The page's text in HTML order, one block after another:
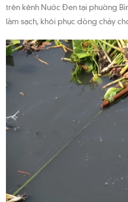
trên kênh Nước Đen tại phường
làm sạch, khôi phục dòng chảy